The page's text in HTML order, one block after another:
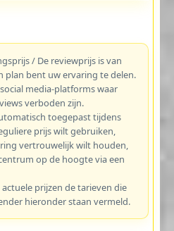
/ De reviewprijs is van
plan bent uw ervaring te delen.
media-platforms waar
verboden zijn.
toegepast tijdens
prijs wilt gebruiken,
vertrouwelijk wilt houden,
op de hoogte via een
prijzen de tarieven die
hieronder staan vermeld.